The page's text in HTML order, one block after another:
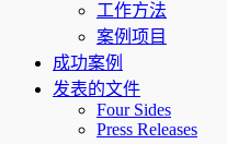
工作方法
案例项目
成功案例
发表的文件
Four Sides
Press Releases